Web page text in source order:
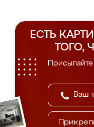
ЕСТЬ
ТОГО,